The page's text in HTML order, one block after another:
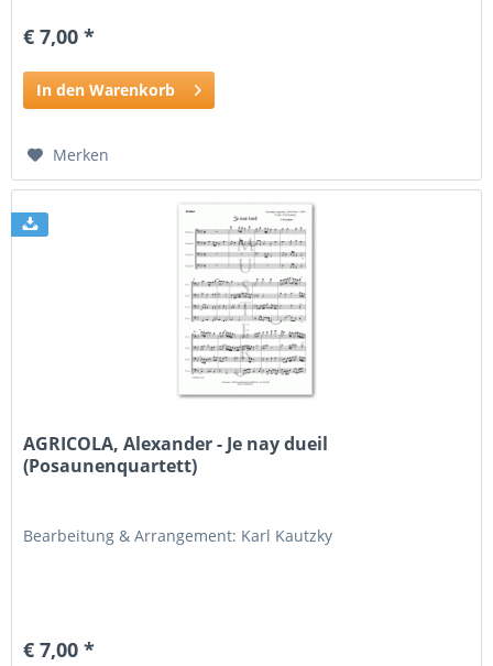
€ 7,00 *
In den Warenkorb
Merken
AGRICOLA, Alexander - Je nay dueil
(Posaunenquartett)
Bearbeitung & Arrangement: Karl Kautzky
€ 7,00 *